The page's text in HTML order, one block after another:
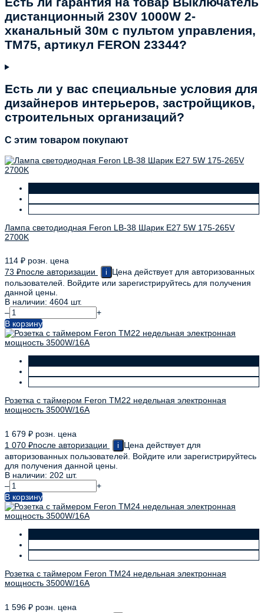
дистанционный 230V 1000W 2-
хканальный 30м с пультом управления,
TM75, артикул FERON 23344?
Есть ли у вас специальные условия для
дизайнеров интерьеров, застройщиков,
строительных организаций?
C этим товаром покупают
Лампа светодиодная Feron LB-38 Шарик E27 5W 175-265V
2700K
114 ₽ розн. цена
73 ₽после авторизации i
Цена действует для авторизованных
пользователей. Войдите или зарегистрируйтесь для получения
данной цены.
В наличии: 4604 шт.
–
+
В корзину
Розетка с таймером Feron TM22 недельная электронная
мощность 3500W/16A
1 679 ₽ розн. цена
1 070 ₽после авторизации i
Цена действует для
авторизованных пользователей. Войдите или зарегистрируйтесь
для получения данной цены.
В наличии: 202 шт.
–
+
В корзину
Розетка с таймером Feron TM24 недельная электронная
мощность 3500W/16A
1 596 ₽ розн. цена